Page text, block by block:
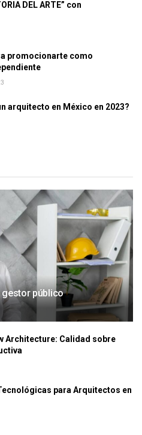
DEL ARTE” con
promocionarte como
arquitecto en México en 2023?
gestor público
Architecture: Calidad sobre
para Arquitectos en